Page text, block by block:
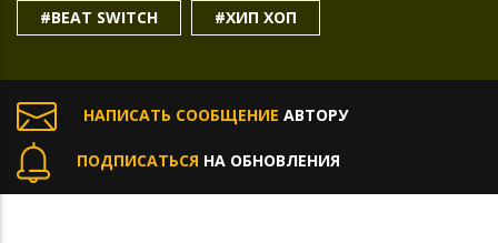
#BEAT SWITCH #ХИП ХОП
НАПИСАТЬ СООБЩЕНИЕ АВТОРУ
ПОДПИСАТЬСЯ НА ОБНОВЛЕНИЯ